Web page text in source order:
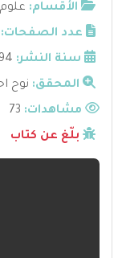
الأقسام:
عدد الصفحات:
سنة النشر: 1994م
المحقق: نوح
مشاهدات:
بلّغ عن كتاب